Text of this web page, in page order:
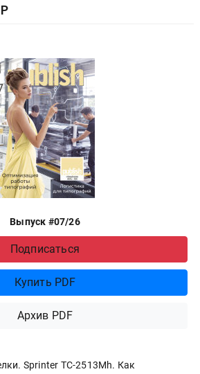
Выпуск #07/26
Подписаться
Купить PDF
Архив PDF
Sprinter ТС-2513Mh. Как